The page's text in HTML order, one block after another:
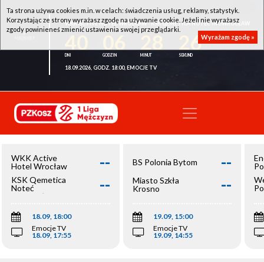
WKK ACTIVE HOTEL WROCŁAW - KSK QEMETICA NOTEĆ INOWROCŁAW
26
18.09.2026, GODZ. 18:00, EMOCJE TV
WKK Active
Hotel Wrocław
--
KSK Qemetica
Noteć
Inowrocław
--
18.09, 18:00
Emocje TV
18.09, 17:55
BS Polonia Bytom --
Miasto Szkła
Krosno
--
19.09, 15:00
Emocje TV
19.09, 14:55
Ta strona używa cookies m.in. w celach: świadczenia usług, reklamy, statystyk.
Korzystając ze strony wyrażasz zgodę na używanie cookie. Jeżeli nie wyrażasz
zgody powinieneś zmienić ustawienia swojej przeglądarki.
Wyrażam zgodę »